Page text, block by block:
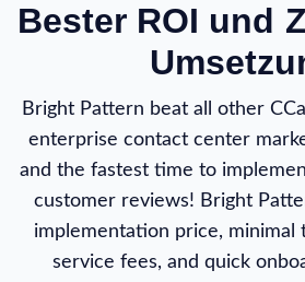
Bester ROI und
Bright Pattern beat all other
enterprise contact center
and the fastest time to
customer reviews! Bright
implementation price, minimal
service fees, and quick